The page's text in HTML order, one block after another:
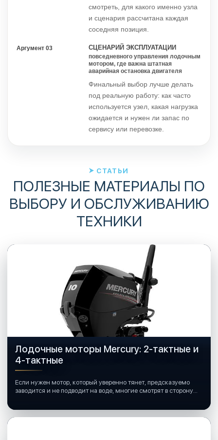
смотреть, для какого именно узла
и сценария рассчитана каждая
соседняя позиция.
Аргумент 03 СЦЕНАРИЙ ЭКСПЛУАТАЦИИ
повседневного управления лодочным
мотором, где важна штатная
аварийная остановка двигателя
Финальный выбор лучше делать
под реальную работу: как часто
используется узел, какая нагрузка
ожидается и нужен ли запас по
сервису или перевозке.
СТАТЬИ
ПОЛЕЗНЫЕ МАТЕРИАЛЫ ПО
ВЫБОРУ И ОБСЛУЖИВАНИЮ
ТЕХНИКИ
Лодочные моторы Mercury: 2-тактные и
4-тактные
Если нужен мотор, который уверенно тянет, предсказуемо
заводится и не подводит на воде, многие смотрят в сторону